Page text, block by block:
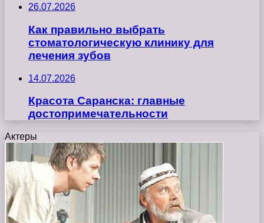
26.07.2026
Как правильно выбрать
стоматологическую клинику для
лечения зубов
14.07.2026
Красота Саранска: главные
достопримечательности
Актеры